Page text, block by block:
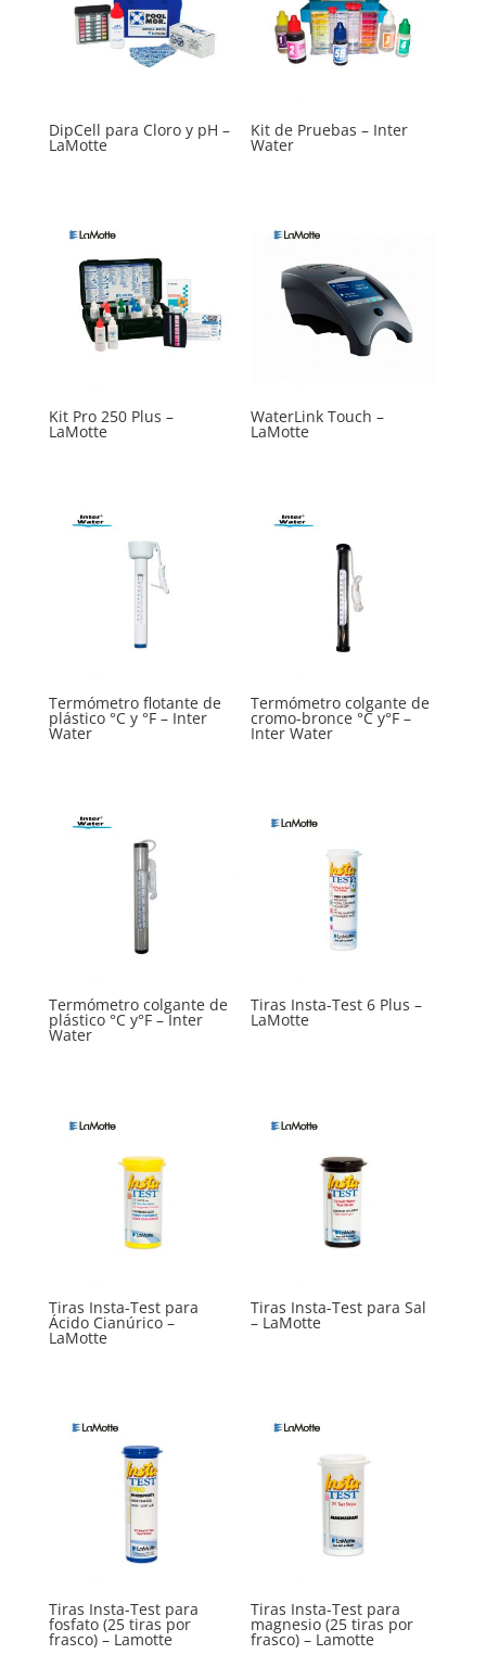
DipCell para Cloro y pH –
LaMotte
Kit de Pruebas – Inter
Water
Kit Pro 250 Plus –
LaMotte
WaterLink Touch –
LaMotte
Termómetro flotante de
plástico °C y °F – Inter
Water
Termómetro colgante de
cromo-bronce °C y°F –
Inter Water
Termómetro colgante de
plástico °C y°F – Inter
Water
Tiras Insta-Test 6 Plus –
LaMotte
Tiras Insta-Test para
Ácido Cianúrico –
LaMotte
Tiras Insta-Test para Sal
– LaMotte
Tiras Insta-Test para
fosfato (25 tiras por
frasco) – Lamotte
Tiras Insta-Test para
magnesio (25 tiras por
frasco) – Lamotte